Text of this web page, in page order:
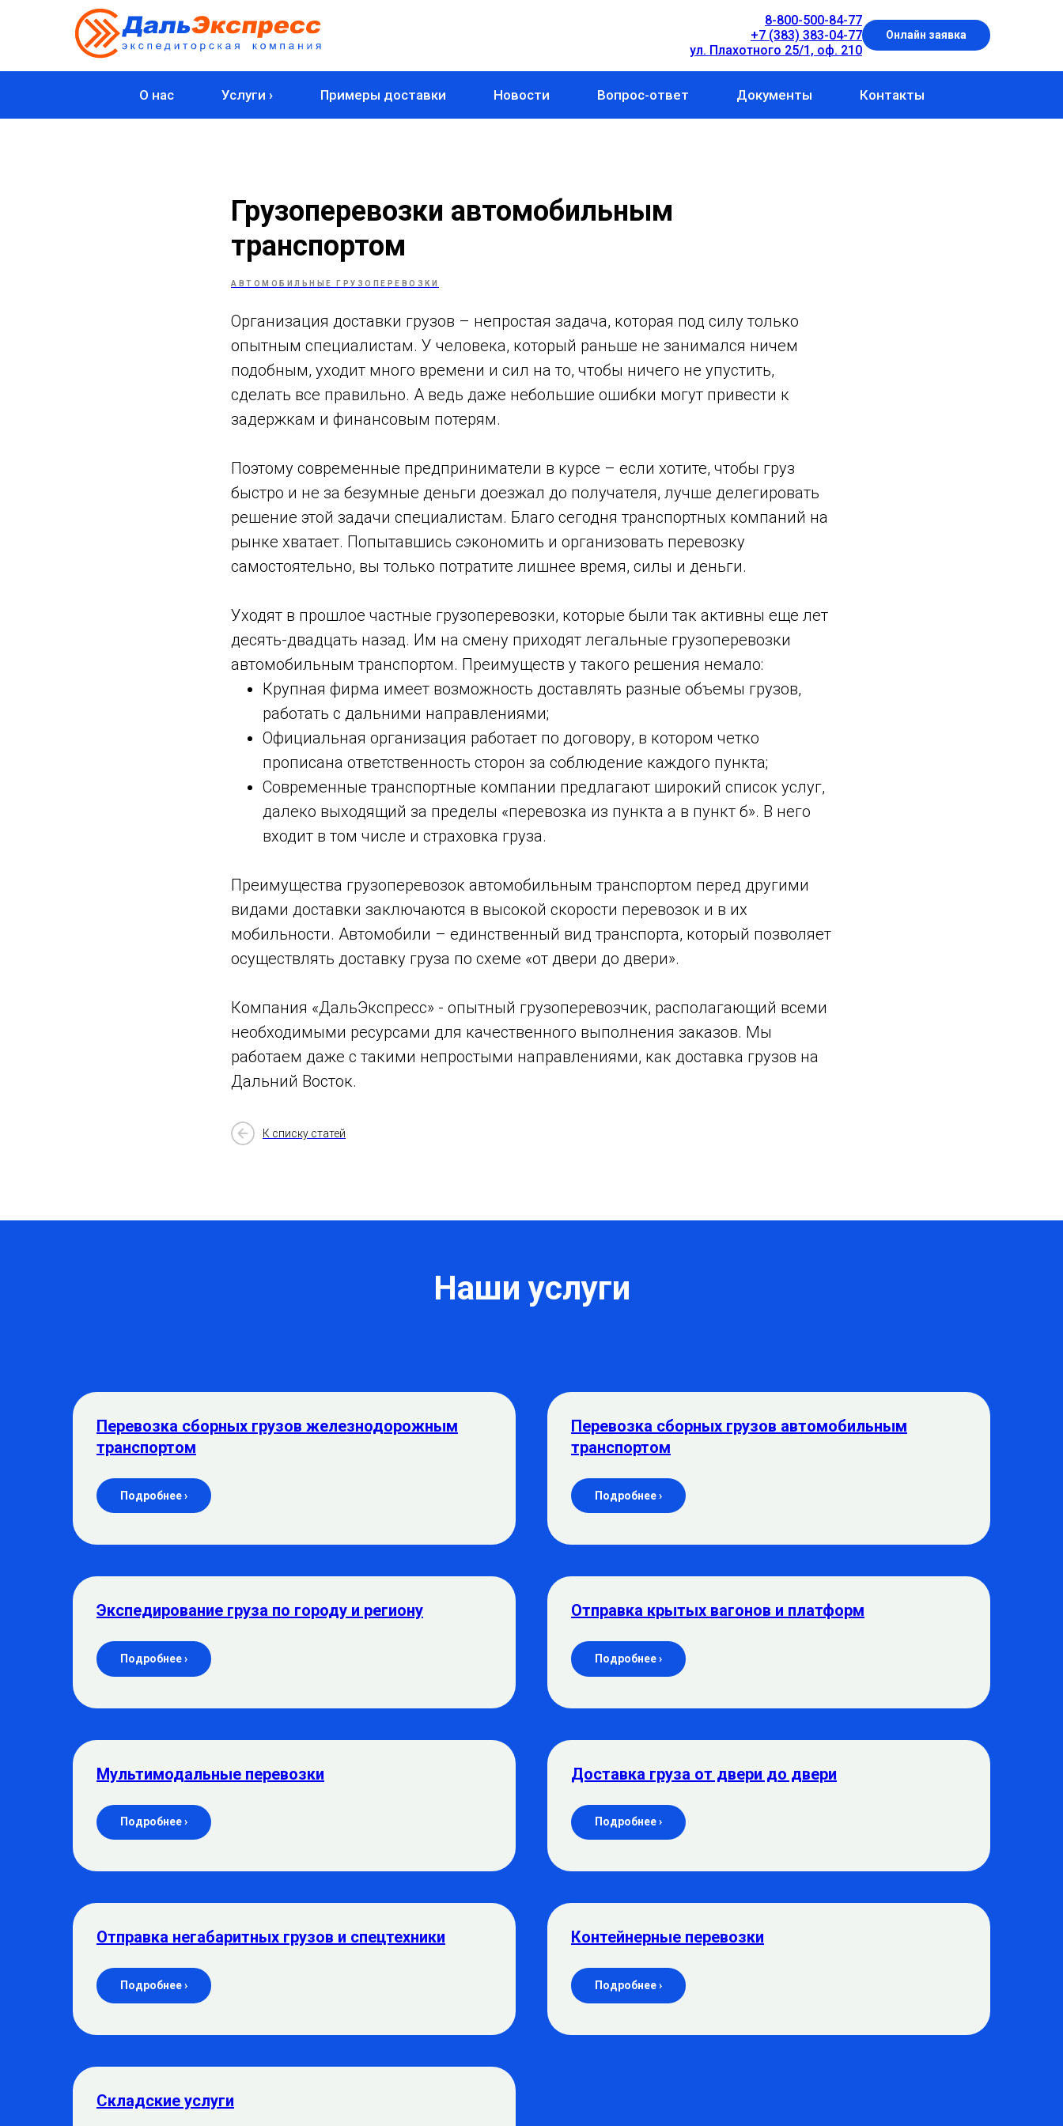
8-800-500-84-77
+7 (383) 383-04-77
ул. Плахотного 25/1, оф. 210
Онлайн заявка
О нас Услуги › Примеры доставки Новости Вопрос-ответ Документы Контакты
Грузоперевозки автомобильным
транспортом
АВТОМОБИЛЬНЫЕ ГРУЗОПЕРЕВОЗКИ
Организация доставки грузов – непростая задача, которая под силу только
опытным специалистам. У человека, который раньше не занимался ничем
подобным, уходит много времени и сил на то, чтобы ничего не упустить,
сделать все правильно. А ведь даже небольшие ошибки могут привести к
задержкам и финансовым потерям.
Поэтому современные предприниматели в курсе – если хотите, чтобы груз
быстро и не за безумные деньги доезжал до получателя, лучше делегировать
решение этой задачи специалистам. Благо сегодня транспортных компаний на
рынке хватает. Попытавшись сэкономить и организовать перевозку
самостоятельно, вы только потратите лишнее время, силы и деньги.
Уходят в прошлое частные грузоперевозки, которые были так активны еще лет
десять-двадцать назад. Им на смену приходят легальные грузоперевозки
автомобильным транспортом. Преимуществ у такого решения немало:
Крупная фирма имеет возможность доставлять разные объемы грузов,
работать с дальними направлениями;
Официальная организация работает по договору, в котором четко
прописана ответственность сторон за соблюдение каждого пункта;
Современные транспортные компании предлагают широкий список услуг,
далеко выходящий за пределы «перевозка из пункта а в пункт б». В него
входит в том числе и страховка груза.
Преимущества грузоперевозок автомобильным транспортом перед другими
видами доставки заключаются в высокой скорости перевозок и в их
мобильности. Автомобили – единственный вид транспорта, который позволяет
осуществлять доставку груза по схеме «от двери до двери».
Компания «ДальЭкспресс» - опытный грузоперевозчик, располагающий всеми
необходимыми ресурсами для качественного выполнения заказов. Мы
работаем даже с такими непростыми направлениями, как доставка грузов на
Дальний Восток.
К списку статей
Наши услуги
Перевозка сборных грузов железнодорожным
транспортом
Подробнее ›
Перевозка сборных грузов автомобильным
транспортом
Подробнее ›
Экспедирование груза по городу и региону
Подробнее ›
Отправка крытых вагонов и платформ
Подробнее ›
Мультимодальные перевозки
Подробнее ›
Доставка груза от двери до двери
Подробнее ›
Отправка негабаритных грузов и спецтехники
Подробнее ›
Контейнерные перевозки
Подробнее ›
Складские услуги